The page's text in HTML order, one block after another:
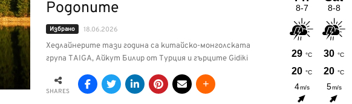
Родопите
Избрано 18.06.2026
Хедлайнерите тази година са китайско-монголската
група TAIGA, Айкут Билир от Турция и гърците Gidiki
SHARES